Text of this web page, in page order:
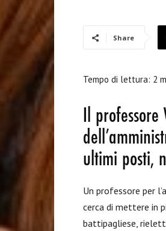
Share
Tempo di lettura: 2
Il professore
ultimi posti,
Un professore per
cerca di mettere in
battipagliese,